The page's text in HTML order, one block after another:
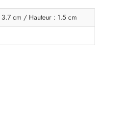
cm / Hauteur : 1.5 cm